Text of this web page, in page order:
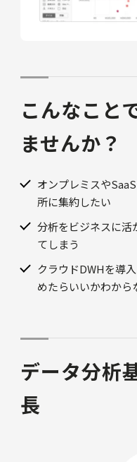
こんなこと
ませんか？
オンプレミスや
所に集約したい
分析をビジネスに活
てしまう
クラウドDWHを導
めたらいいかわから
データ分析
長